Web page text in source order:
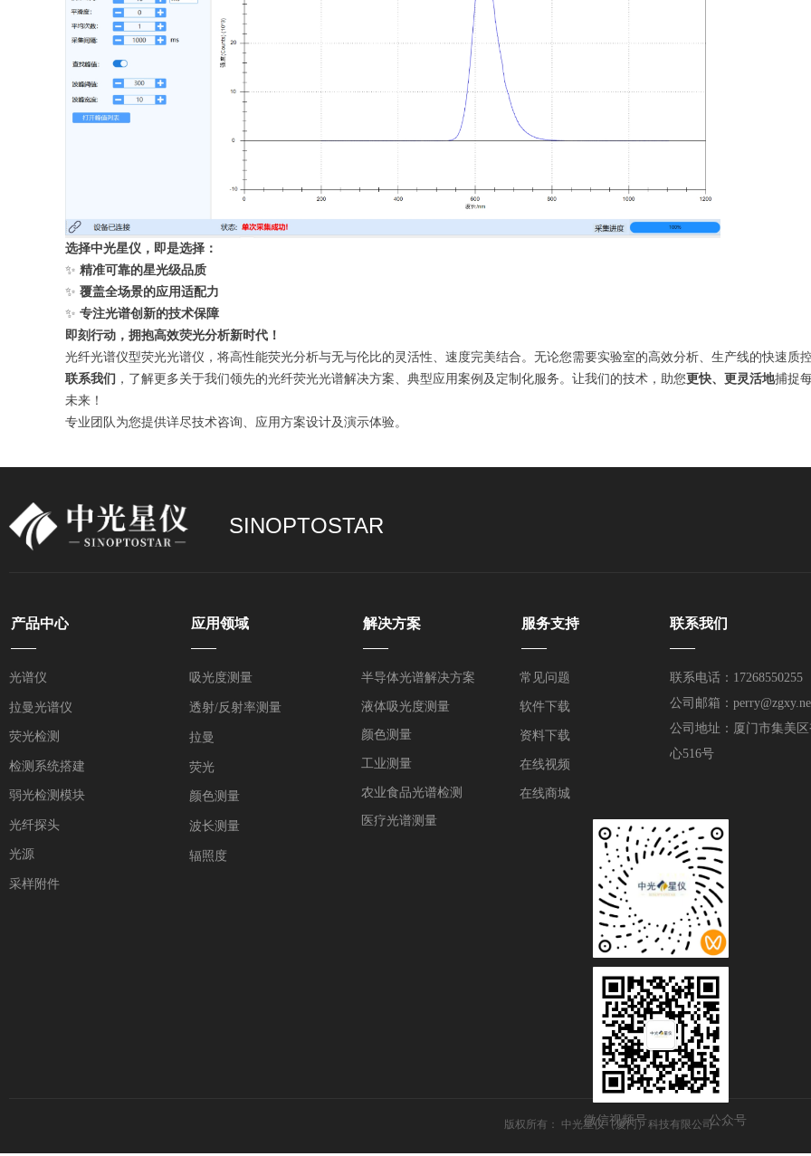
选择中光星仪，即是选择：
✨ 精准可靠的星光级品质
✨ 覆盖全场景的应用适配力
✨ 专注光谱创新的技术保障
即刻行动，拥抱高效荧光分析新时代！
光纤光谱仪型荧光光谱仪，将高性能荧光分析与无与伦比的灵活性、速度完美结合。无论您需要实验室的高效分析、生产线的快速质
联系我们 ，了解更多关于我们领先的光纤荧光光谱解决方案、典型应用案例及定制化服务。让我们的技术，助您更快、更灵活地捕捉
未来！
专业团队为您提供详尽技术咨询、应用方案设计及演示体验。
光谱仪
拉曼光谱仪
荧光检测
检测系统搭建
弱光检测模块
光纤探头
光源
采样附件
产品中心
——
吸光度测量
透射/反射率测量
拉曼
荧光
颜色测量
波长测量
辐照度
应用领域
——
SINOPTOSTAR
版权所有： 中光星仪（厦门）科技有限公司
半导体光谱解决方案
液体吸光度测量
颜色测量
工业测量
农业食品光谱检测
医疗光谱测量
解决方案
——
常见问题
软件下载
资料下载
在线视频
在线商城
服务支持
——
联系我们
——
联系电话：17268550255
公司邮箱：
公司地址：厦门市集美
心516号
微信视频号 公众号